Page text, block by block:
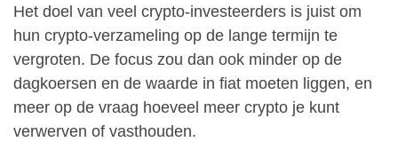
Het doel van veel crypto-investeerders is juist om
hun crypto-verzameling op de lange termijn te
vergroten. De focus zou dan ook minder op de
dagkoersen en de waarde in fiat moeten liggen, en
meer op de vraag hoeveel meer crypto je kunt
verwerven of vasthouden.